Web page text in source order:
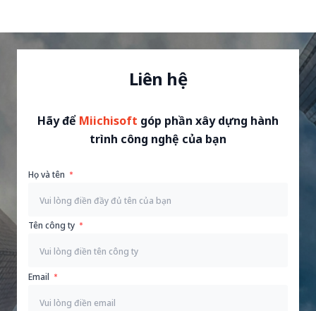
Liên hệ
Hãy để Miichisoft góp phần xây dựng hành
trình công nghệ của bạn
Họ và tên
Tên công ty
Email